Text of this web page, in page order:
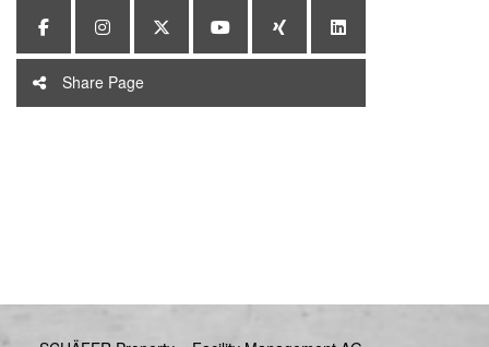
Share Page